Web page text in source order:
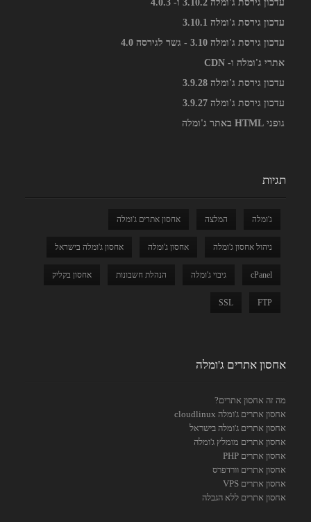
עדכון גירסת ג'ומלה 3.10.2 ו- 4.0.3
עדכון גירסת ג'ומלה 3.10.1
עדכון גירסת ג'ומלה 3.10 - גשר לגירסה 4.0
אתרי ג'ומלה ו- CDN
עדכון גירסת ג'ומלה 3.9.28
עדכון גירסת ג'ומלה 3.9.27
גופני HTML באתר ג'ומלה
תגיות
ג'ומלה המלצה אחסון אתרים ג'ומלה
ניהול אחסון ג'ומלה אחסון ג'ומלה אחסון ג'ומלה בישראל
cPanel גיבוי ג'ומלה הנהלת חשבונות אחסון בקליק
FTP
SSL
אחסון אתרים ג'ומלה
מה זה אחסון אתרים?
אחסון אתרים ג'ומלה cloudlinux
אחסון אתרים ג'ומלה בישראל
אחסון אתרים מומלץ ג'ומלה
אחסון אתרים PHP
אחסון אתרים וורדפרס
אחסון אתרים VPS
אחסון אתרים ללא הגבלה